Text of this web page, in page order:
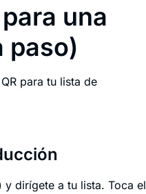
una
paso)
para tu lista de
dirígete a tu lista. Toca el